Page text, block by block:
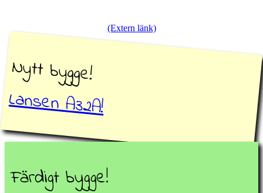
(Extern länk)
Nytt bygge!
Lansen A32A!
Färdigt bygge!